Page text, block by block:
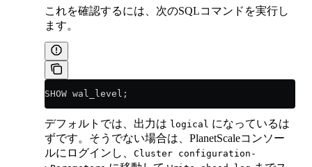
これを確認するには、次のSQLコマンドを実行し
ます。
SHOW wal_level;
デフォルトでは、出力は logical になっているは
ずです。そうでない場合は、PlanetScaleコンソー
ルにログインし、 Cluster configuration-